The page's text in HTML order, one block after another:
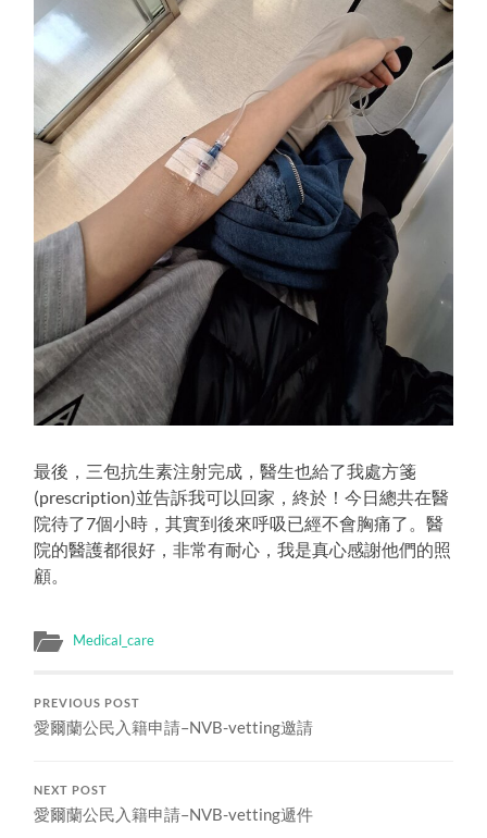
最後，三包抗生素注射完成，醫生也給了我處方箋
(prescription)並告訴我可以回家，終於！今日總共在醫
院待了7個小時，其實到後來呼吸已經不會胸痛了。醫
院的醫護都很好，非常有耐心，我是真心感謝他們的照
顧。
Medical_care
PREVIOUS POST
愛爾蘭公民入籍申請–NVB-vetting邀請
NEXT POST
愛爾蘭公民入籍申請–NVB-vetting遞件